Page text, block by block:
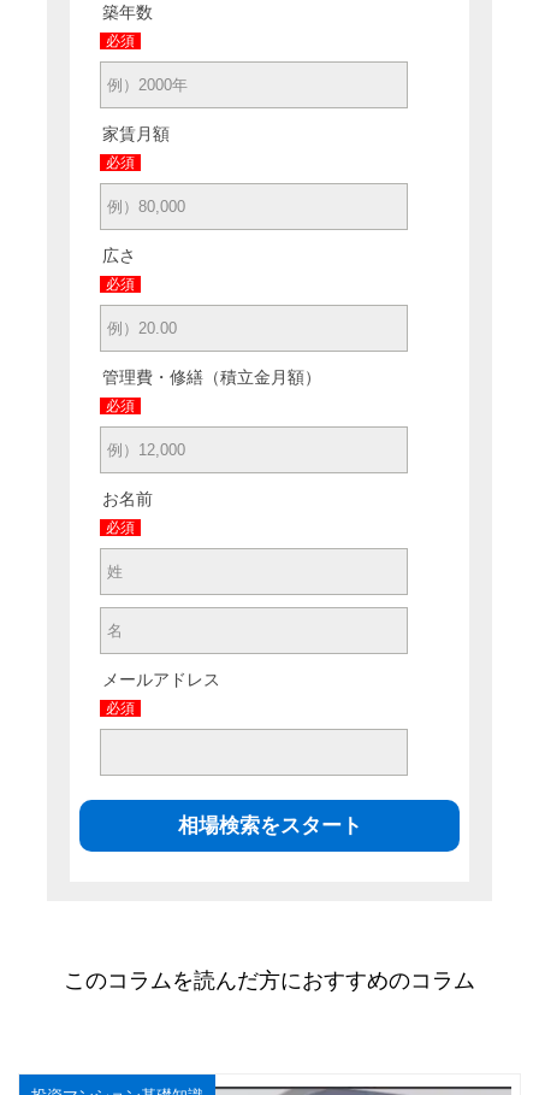
築年数
必須
家賃月額
必須
広さ
必須
管理費・修繕（積立金月額）
必須
お名前
必須
メールアドレス
必須
このコラムを読んだ方におすすめのコラム